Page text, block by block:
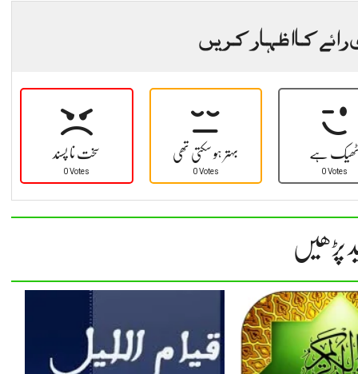
کا اظہار کریں
سخت نا پسند
0 Votes
بہتر ہو سکتی تھی
0 Votes
ہے
0 Votes
پڑھیں